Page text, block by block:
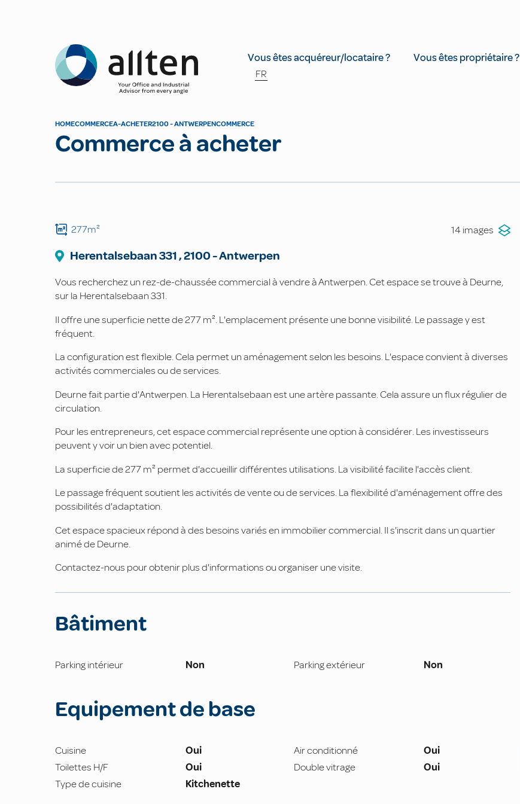
Allten
Vous êtes acquéreur/locataire ? Vous êtes propriétaire ?
FR
HOMECOMMERCEA-ACHETER2100 - ANTWERPENCOMMERCE
Commerce à acheter
277m² 14 images
Herentalsebaan331,2100-Antwerpen
Vous recherchez un rez-de-chaussée commercial à vendre à Antwerpen. Cet espace se trouve à Deurne,
sur la Herentalsebaan 331.
Il offre une superficie nette de 277 m². L'emplacement présente une bonne visibilité. Le passage y est
fréquent.
La configuration est flexible. Cela permet un aménagement selon les besoins. L'espace convient à diverses
activités commerciales ou de services.
Deurne fait partie d'Antwerpen. La Herentalsebaan est une artère passante. Cela assure un flux régulier de
circulation.
Pour les entrepreneurs, cet espace commercial représente une option à considérer. Les investisseurs
peuvent y voir un bien avec potentiel.
La superficie de 277 m² permet d'accueillir différentes utilisations. La visibilité facilite l'accès client.
Le passage fréquent soutient les activités de vente ou de services. La flexibilité d'aménagement offre des
possibilités d'adaptation.
Cet espace spacieux répond à des besoins variés en immobilier commercial. Il s'inscrit dans un quartier
animé de Deurne.
Contactez-nous pour obtenir plus d'informations ou organiser une visite.
Bâtiment
Parking intérieur Non Parking extérieur Non
Equipement de base
Cuisine Oui Air conditionné
Oui
Toilettes H/F
Oui Double vitrage
Oui
Type de cuisine
Kitchenette